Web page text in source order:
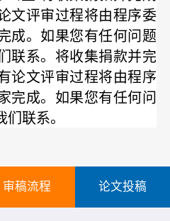
文评审过程将由程序委
成。 如果您有任何问题
联系。 将收集捐款并完
论文评审过程将由程序
完成。 如果您有任何问
联系。
审稿流程 论文投稿